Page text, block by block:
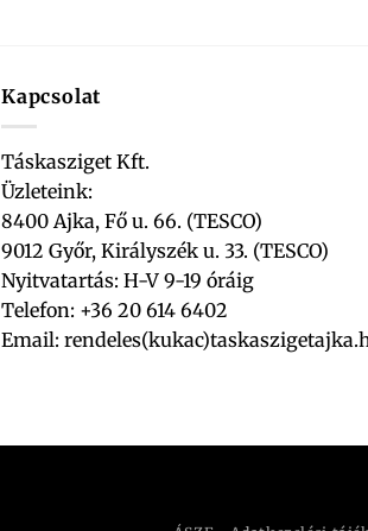
Kapcsolat
Táskasziget Kft.
Üzleteink:
8400 Ajka, Fő u. 66. (TESCO)
9012 Győr, Királyszék u. 33. (TESCO)
Nyitvatartás: H-V 9-19 óráig
Telefon: +36 20 614 6402
Email: